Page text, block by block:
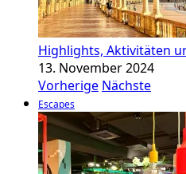
Highlights, Aktivitäten
13. November 2024
Vorherige Nächste
Escapes